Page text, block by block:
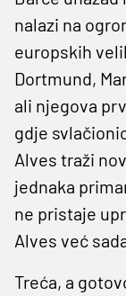
nalazi na
europskih
Dortmund,
ali njegova
gdje
Alves traži
jednaka
ne pristaje
Alves već
Treća, a